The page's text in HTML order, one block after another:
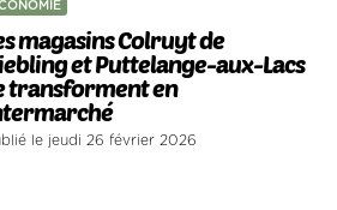
magasins Colruyt de
et Puttelange-aux-Lacs
transforment en
le jeudi 26 février 2026